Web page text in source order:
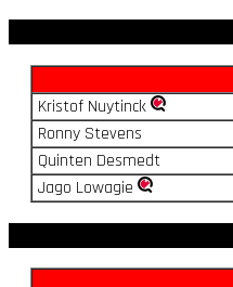
Kristof Nuytinck
Ronny Stevens
Quinten Desmedt
Jago Lowagie